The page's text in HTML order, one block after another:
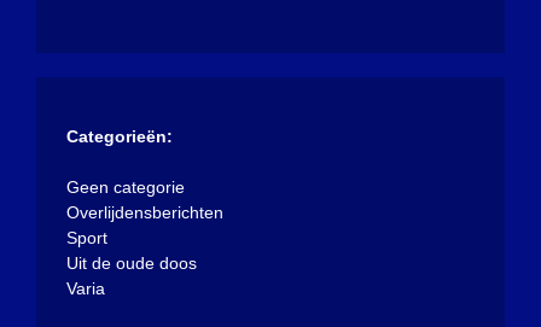
Categorieën:
Geen categorie
Overlijdensberichten
Sport
Uit de oude doos
Varia